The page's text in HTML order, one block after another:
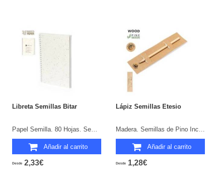
Libreta Semillas Bitar
Papel Semilla. 80 Hojas. Semillas de Petunia Incluidas. Flores Colores Surtidos.
Añadir al carrito
Desde 2,33€
Lápiz Semillas Etesio
Madera. Semillas de Pino Incluidas.
Añadir al carrito
Desde 1,28€